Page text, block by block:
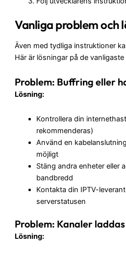
Vanliga problem och
Även med tydliga instruktioner
Här är lösningar på de
Problem: Buffring eller
Lösning:
Kontrollera din
rekommenderas)
Använd en
möjligt
Stäng andra enheter eller
bandbredd
Kontakta din IPTV-
serverstatusen
Problem: Kanaler
Lösning: